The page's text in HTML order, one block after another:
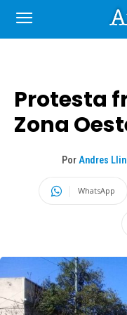
Protesta
Zona
Por Andres
WhatsApp